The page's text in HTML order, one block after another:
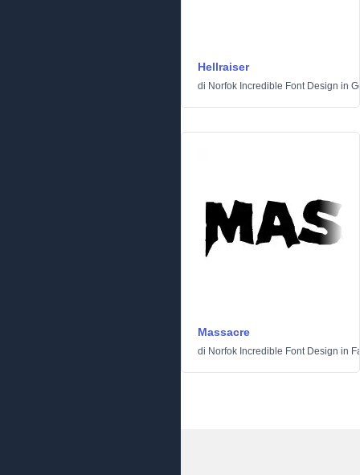
Hellraiser
di Norfok Incredible Font Design in
Massacre
di Norfok Incredible Font Design in